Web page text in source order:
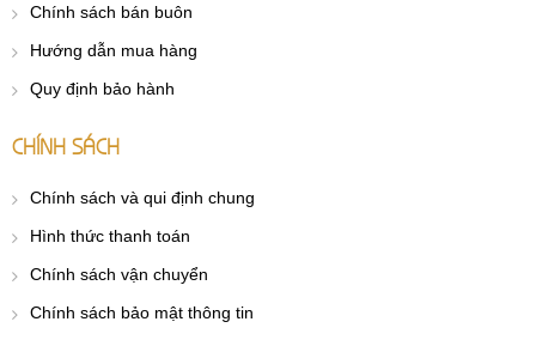
Chính sách bán buôn
Hướng dẫn mua hàng
Quy định bảo hành
CHÍNH SÁCH
Chính sách và qui định chung
Hình thức thanh toán
Chính sách vận chuyển
Chính sách bảo mật thông tin